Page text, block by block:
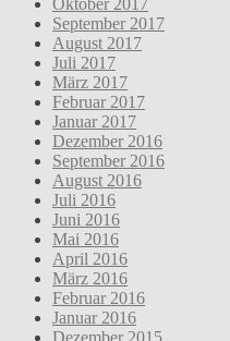
Oktober 2017
September 2017
August 2017
Juli 2017
März 2017
Februar 2017
Januar 2017
Dezember 2016
September 2016
August 2016
Juli 2016
Juni 2016
Mai 2016
April 2016
März 2016
Februar 2016
Januar 2016